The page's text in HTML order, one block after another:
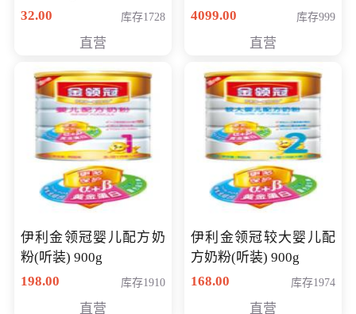
32.00
库存1728
直营
顽石（7代i7-7500U 4G
4099.00 库存999
直营
伊利金领冠婴儿配方奶
粉(听装) 900g
198.00
库存1910
直营
伊利金领冠较大婴儿配
方奶粉(听装) 900g
168.00
库存1974
直营